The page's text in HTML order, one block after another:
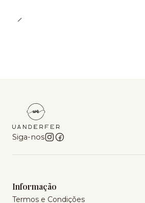
Siga-nos
Informação
Termos e Condições